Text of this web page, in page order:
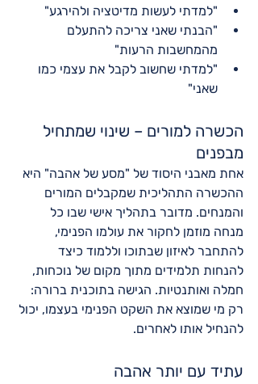
"למדתי לעשות מדיטציה ולהירגע"
"הבנתי שאני צריכה להתעלם
מהמחשבות הרעות"
"למדתי שחשוב לקבל את עצמי כמו
שאני"
הכשרה למורים – שינוי שמתחיל
מבפנים
אחת מאבני היסוד של "מסע של אהבה" היא
ההכשרה התהליכית שמקבלים המורים
והמנחים. מדובר בתהליך אישי שבו כל
מנחה מוזמן לחקור את עולמו הפנימי,
להתחבר לאיזון שבתוכו וללמוד כיצד
להנחות תלמידים מתוך מקום של נוכחות,
חמלה ואותנטיות. הגישה בתוכנית ברורה:
רק מי שמוצא את השקט הפנימי בעצמו, יכול
להנחיל אותו לאחרים.
עתיד עם יותר אהבה